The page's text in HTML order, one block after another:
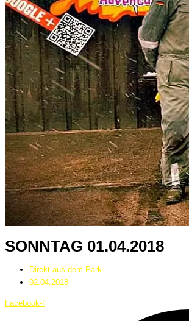
SONNTAG 01.04.2018
Direkt aus dem Park
02.04.2018
Facebook-f